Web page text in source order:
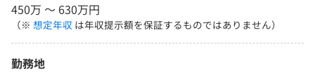
450万 〜 630万円
（※ 想定年収 は年収提示額を保証するものではありません）
勤務地